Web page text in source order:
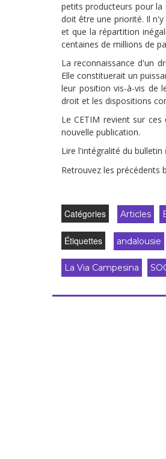
petits producteurs pour
doit être une priorité. Il
et que la répartition
centaines de millions de
La reconnaissance d'un
Elle constituerait un
leur position vis-à-vis de
droit et les dispositions
Le CETIM revient sur
nouvelle publication.
Lire l'intégralité du bulletin
Retrouvez les précédents
Catégories Articles
Étiquettes andalousie
La Via Campesina